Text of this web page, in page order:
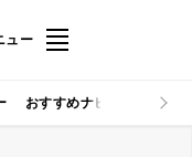
ュー
おすすめナビ マイナビ